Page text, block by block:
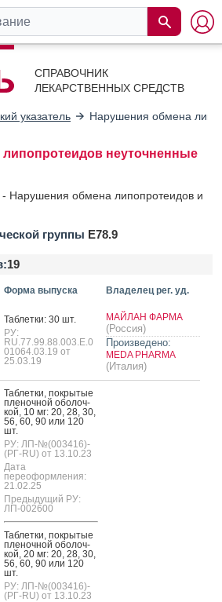
СПРАВОЧНИК
ЛЕКАРСТВЕННЫХ СРЕДСТВ
указатель Нарушения обмена
неуточненные
- Нарушения обмена липопротеидов и
группы E78.9
19
Форма выпуска Владелец рег. уд.
Таб­летки: 30 шт.
РУ:
RU.77.99.88.003.Е.0
01064.03.19 от
25.03.19
МАЙЛАН ФАРМА
(Россия)
Произведено:
MEDA PHARMA
(Италия)
Таб­летки, пок­ры­тые
пле­ноч­ной обо­лоч­
кой, 10 мг: 20, 28, 30,
56, 60, 90 или 120
шт.
РУ: ЛП-№(003416)-
(РГ-RU) от 13.10.23
Дата
переоформления:
21.02.25
Предыдущий РУ:
ЛП-002600
Таб­летки, пок­ры­тые
пле­ноч­ной обо­лоч­
кой, 20 мг: 20, 28, 30,
56, 60, 90 или 120
шт.
РУ: ЛП-№(003416)-
(РГ-RU) от 13.10.23